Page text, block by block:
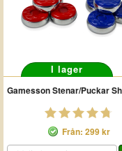
I lager
Från: 299 kr